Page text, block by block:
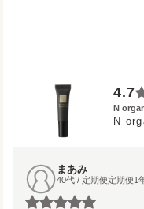
4.7
N
N
まあみ
40代 / 定期便定期便1